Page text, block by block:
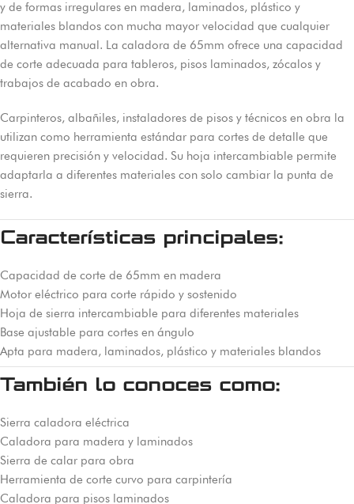
y de formas irregulares en madera, laminados, plástico y
materiales blandos con mucha mayor velocidad que cualquier
alternativa manual. La caladora de 65mm ofrece una capacidad
de corte adecuada para tableros, pisos laminados, zócalos y
trabajos de acabado en obra.
Carpinteros, albañiles, instaladores de pisos y técnicos en obra la
utilizan como herramienta estándar para cortes de detalle que
requieren precisión y velocidad. Su hoja intercambiable permite
adaptarla a diferentes materiales con solo cambiar la punta de
sierra.
Características principales:
Capacidad de corte de 65mm en madera
Motor eléctrico para corte rápido y sostenido
Hoja de sierra intercambiable para diferentes materiales
Base ajustable para cortes en ángulo
Apta para madera, laminados, plástico y materiales blandos
También lo conoces como:
Sierra caladora eléctrica
Caladora para madera y laminados
Sierra de calar para obra
Herramienta de corte curvo para carpintería
Caladora para pisos laminados